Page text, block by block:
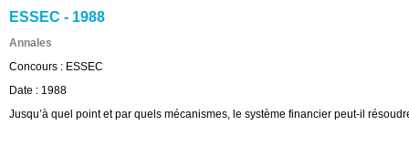
ESSEC - 1988
Annales
Concours : ESSEC
Date : 1988
Jusqu’à quel point et par quels mécanismes, le système financier peut-il